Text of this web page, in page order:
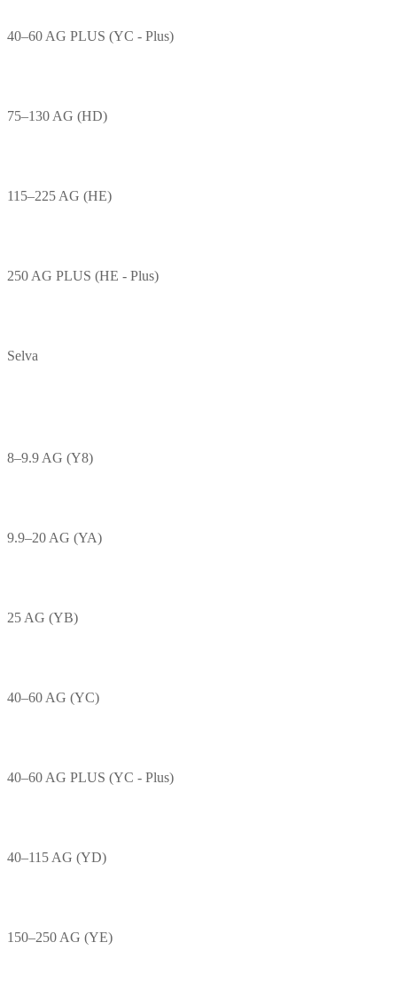
40–60 AG PLUS (YC - Plus)
75–130 AG (HD)
115–225 AG (HE)
250 AG PLUS (HE - Plus)
Selva
8–9.9 AG (Y8)
9.9–20 AG (YA)
25 AG (YB)
40–60 AG (YC)
40–60 AG PLUS (YC - Plus)
40–115 AG (YD)
150–250 AG (YE)